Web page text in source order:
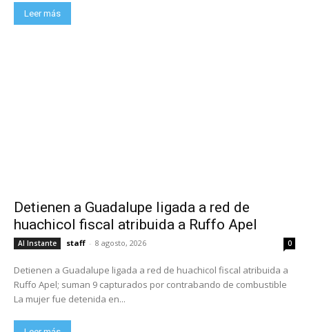
Leer más
Detienen a Guadalupe ligada a red de
huachicol fiscal atribuida a Ruffo Apel
Al Instante staff - 8 agosto, 2026 0
Detienen a Guadalupe ligada a red de huachicol fiscal atribuida a
Ruffo Apel; suman 9 capturados por contrabando de combustible
La mujer fue detenida en...